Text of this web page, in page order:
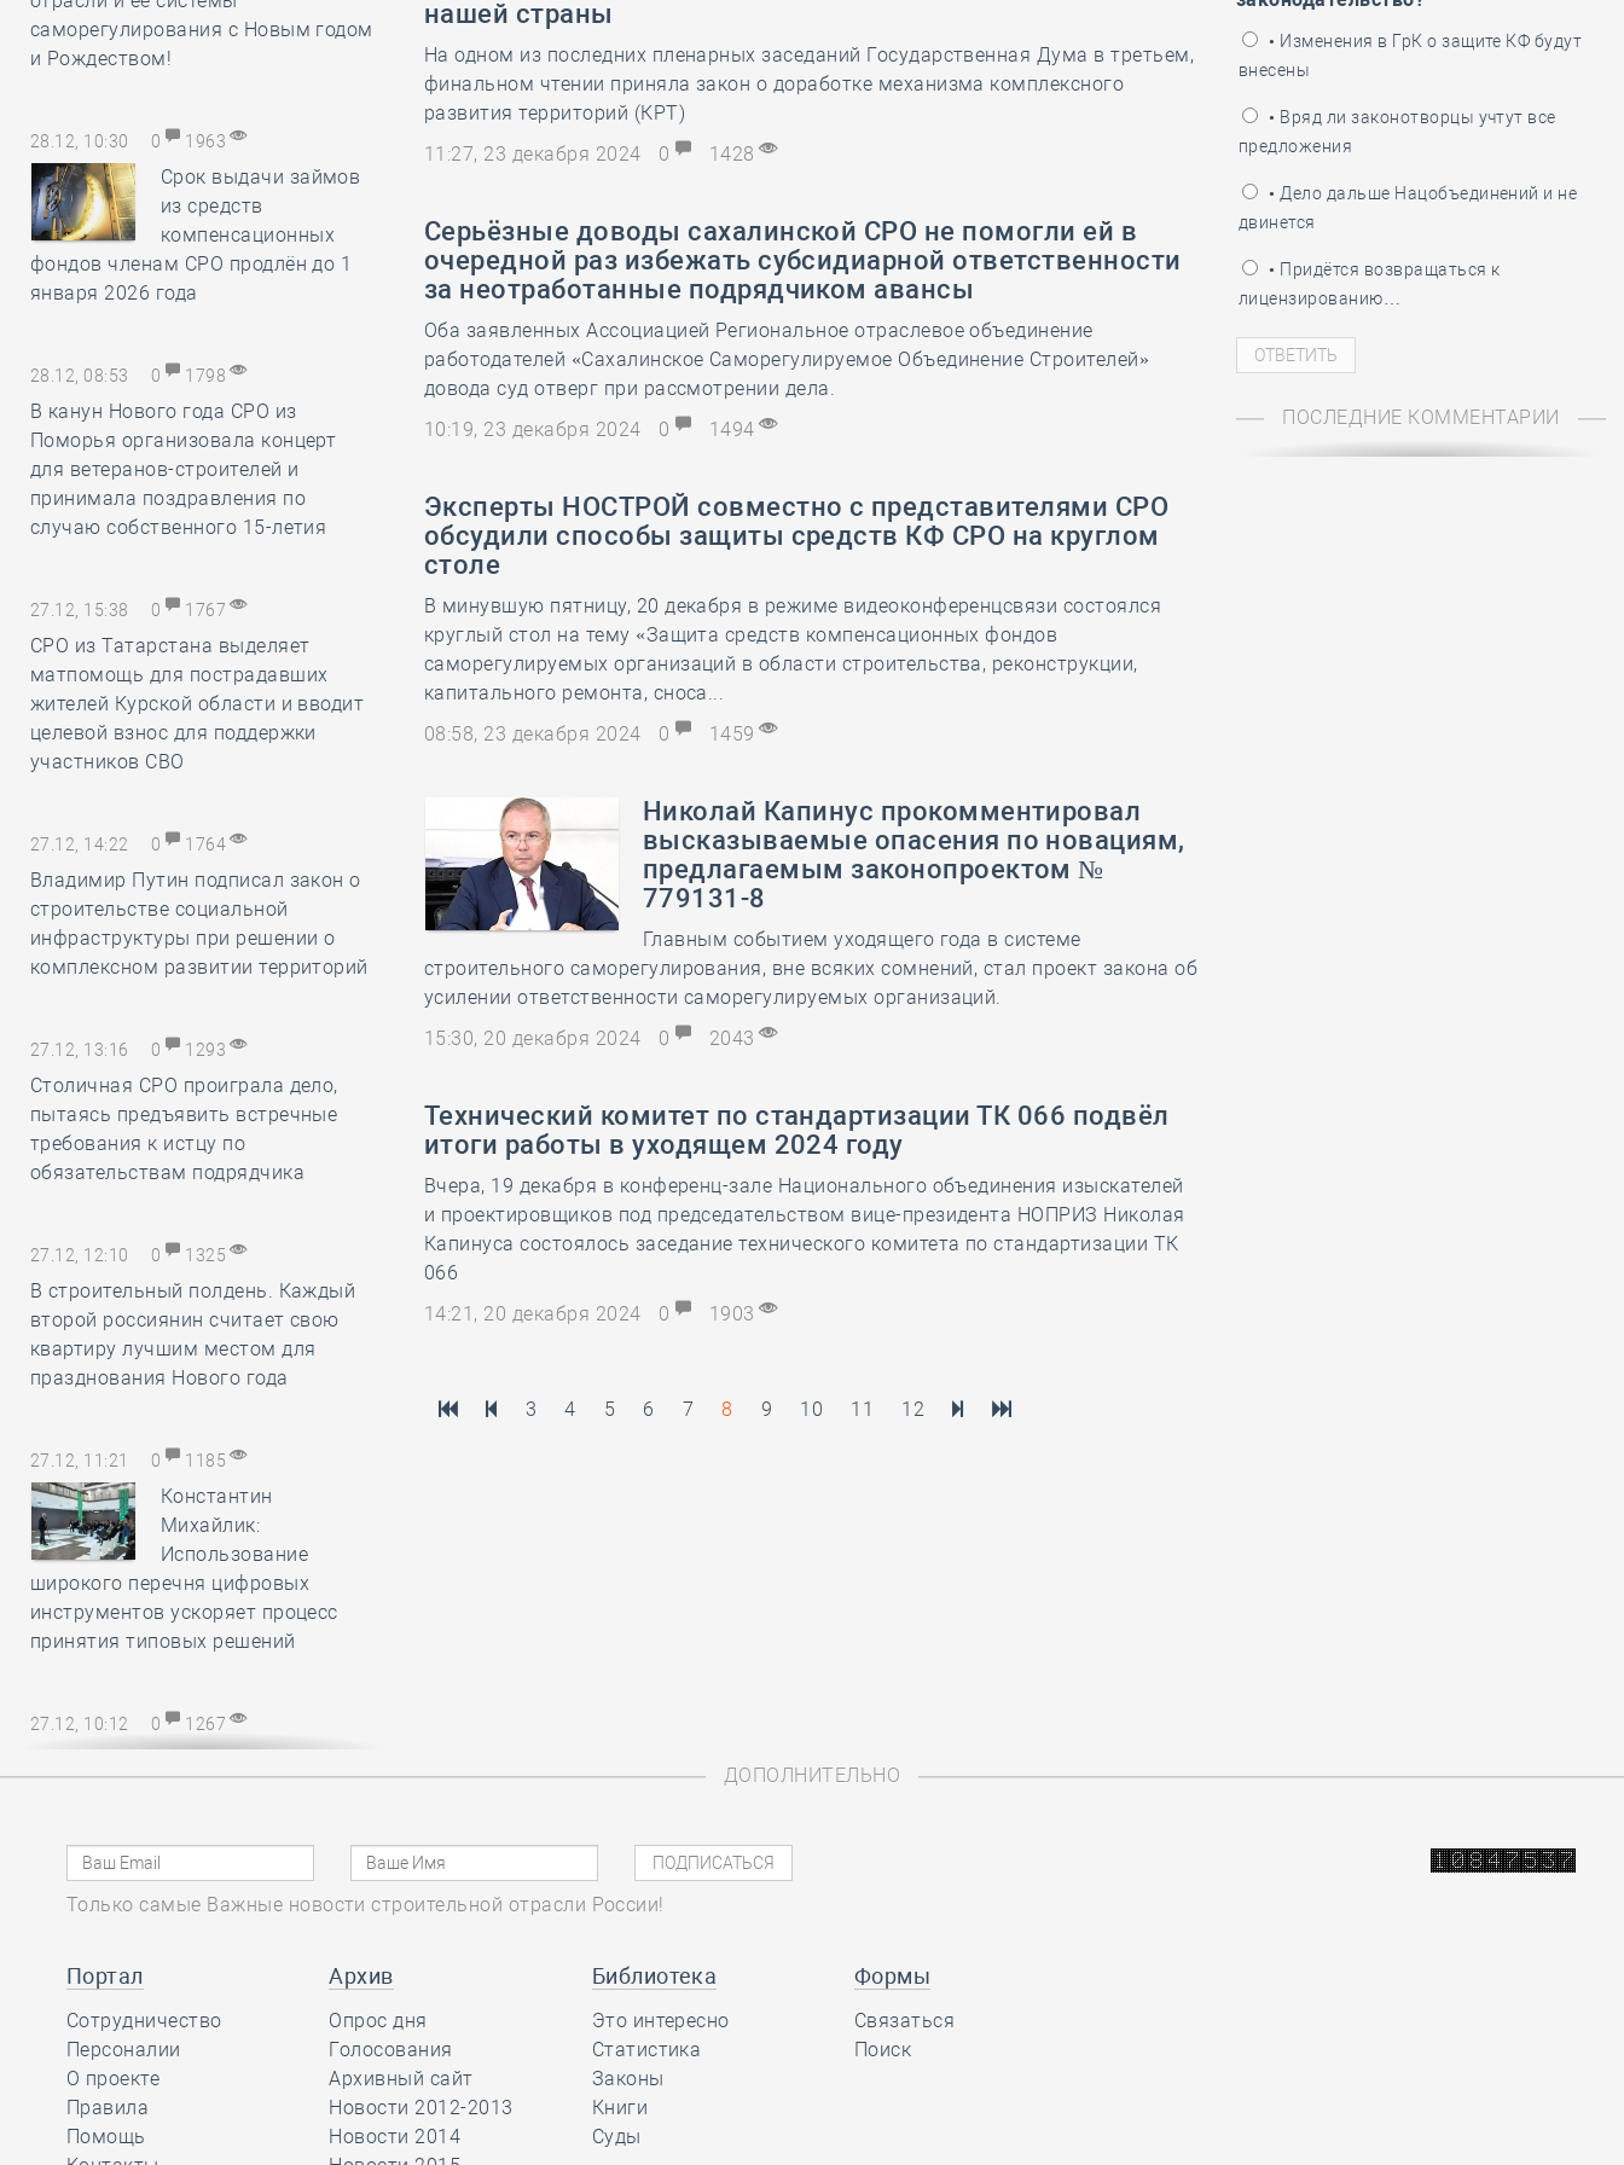
саморегулирования с Новым годом
и Рождеством!
28.12, 10:30 0 1963
Срок выдачи займов
из средств
компенсационных
фондов членам СРО продлён до 1
января 2026 года
28.12, 08:53 0 1798
В канун Нового года СРО из
Поморья организовала концерт
для ветеранов-строителей и
принимала поздравления по
случаю собственного 15-летия
27.12, 15:38 0 1767
СРО из Татарстана выделяет
матпомощь для пострадавших
жителей Курской области и вводит
целевой взнос для поддержки
участников СВО
27.12, 14:22 0 1764
Владимир Путин подписал закон о
строительстве социальной
инфраструктуры при решении о
комплексном развитии территорий
27.12, 13:16 0 1293
Столичная СРО проиграла дело,
пытаясь предъявить встречные
требования к истцу по
обязательствам подрядчика
27.12, 12:10 0 1325
В строительный полдень. Каждый
второй россиянин считает свою
квартиру лучшим местом для
празднования Нового года
27.12, 11:21 0 1185
Константин
Михайлик:
Использование
широкого перечня цифровых
инструментов ускоряет процесс
принятия типовых решений
27.12, 10:12 0 1267
расходов на охрану труда
отметил, что объём
работ в
строительстве вырос более, чем на
32 процента с 2019 года
нашей страны
На одном из последних пленарных заседаний Государственная Дума в третьем,
финальном чтении приняла закон о доработке механизма комплексного
развития территорий (КРТ)
11:27, 23 декабря 2024
0 1428
Серьёзные доводы сахалинской СРО не помогли ей в
очередной раз избежать субсидиарной ответственности
за неотработанные подрядчиком авансы
Оба заявленных Ассоциацией Региональное отраслевое объединение
работодателей «Сахалинское Саморегулируемое Объединение Строителей»
довода суд отверг при рассмотрении дела.
10:19, 23 декабря 2024
0 1494
Эксперты НОСТРОЙ совместно с представителями СРО
обсудили способы защиты средств КФ СРО на круглом
столе
В минувшую пятницу, 20 декабря в режиме видеоконференцсвязи состоялся
круглый стол на тему «Защита средств компенсационных фондов
саморегулируемых организаций в области строительства, реконструкции,
капитального ремонта, сноса...
08:58, 23 декабря 2024
0 1459
Николай Капинус прокомментировал
высказываемые опасения по новациям,
предлагаемым законопроектом №
779131-8
Главным событием уходящего года в системе
строительного саморегулирования, вне всяких сомнений, стал проект закона об
усилении ответственности саморегулируемых организаций.
15:30, 20 декабря 2024
0 2043
Технический комитет по стандартизации ТК 066 подвёл
итоги работы в уходящем 2024 году
Вчера, 19 декабря в конференц-зале Национального объединения изыскателей
и проектировщиков под председательством вице-президента НОПРИЗ Николая
Капинуса состоялось заседание технического комитета по стандартизации ТК
066
14:21, 20 декабря 2024
0 1903
3 4 5 6 7 8 9 10 11 12
• Изменения в ГрК о защите КФ будут
внесены
• Вряд ли законотворцы учтут все
предложения
• Дело дальше Нацобъединений и не
двинется
• Придётся возвращаться к
лицензированию…
ПОСЛЕДНИЕ КОММЕНТАРИИ
ДОПОЛНИТЕЛЬНО
Только самые Важные новости строительной отрасли России!
Портал
Сотрудничество
Персоналии
О проекте
Правила
Помощь
Архив
Опрос дня
Голосования
Архивный сайт
Новости 2012-2013
Новости 2014
Библиотека
Это интересно
Статистика
Законы
Книги
Суды
Формы
Связаться
Поиск